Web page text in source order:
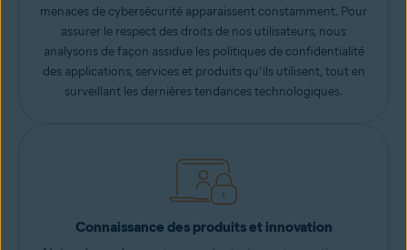
menaces de cybersécurité apparaissent constamment. Pour
assurer le respect des droits de nos utilisateurs, nous
analysons de façon assidue les politiques de confidentialité
des applications, services et produits qu’ils utilisent, tout en
surveillant les dernières tendances technologiques.
Connaissance des produits et innovation